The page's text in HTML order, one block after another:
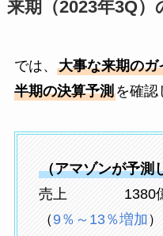
来期（2023年3Q）
では、 大事な来期の
半期の決算予測を確認
（アマゾンが予測
売上 1380億ド
（9％～13％増加 ）